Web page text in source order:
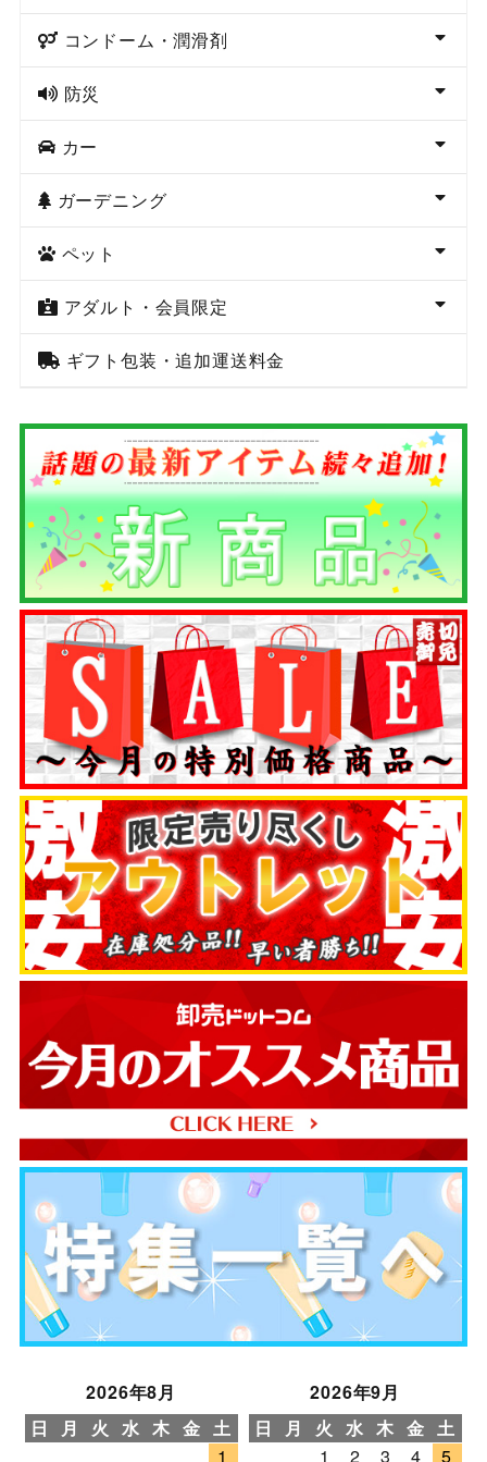
コンドーム・潤滑剤
防災
カー
ガーデニング
ペット
アダルト・会員限定
ギフト包装・追加運送料金
2026年8月
日
月 火 水 木 金 土
1
2026年9月
日
月 火 水 木 金 土
1
2 3 4
5